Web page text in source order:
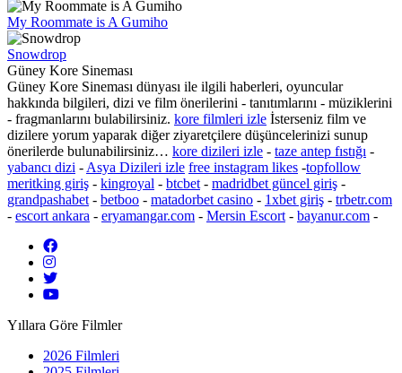
My Roommate is A Gumiho
Snowdrop
Güney Kore Sineması
Güney Kore Sineması dünyası ile ilgili haberleri, oyuncular
hakkında bilgileri, dizi ve film önerilerini - tanıtımlarını - müziklerini
- fragmanlarını bulabilirsiniz. kore filmleri izle İsterseniz film ve
dizilere yorum yaparak diğer ziyaretçilere düşüncelerinizi sunup
önerilerde bulunabilirsiniz… kore dizileri izle - taze antep fıstığı -
yabancı dizi - Asya Dizileri izle free instagram likes -topfollow
meritking giriş - kingroyal - btcbet - madridbet güncel giriş -
grandpashabet - betboo - matadorbet casino - 1xbet giriş - trbetr.com
- escort ankara - eryamangar.com - Mersin Escort - bayanur.com -
Yıllara Göre Filmler
2026 Filmleri